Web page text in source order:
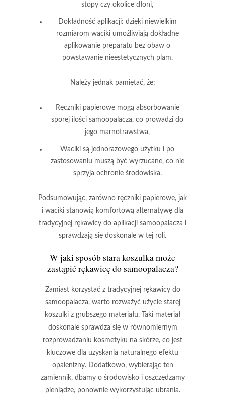
stopy czy okolice dłoni,
Dokładność aplikacji: dzięki niewielkim
rozmiarom waciki umożliwiają dokładne
aplikowanie preparatu bez obaw o
powstawanie nieestetycznych plam.
Należy jednak pamiętać, że:
Ręczniki papierowemogą absorbowanie
sporej ilości samoopalacza, co prowadzi do
jego marnotrawstwa,
Waciki są jednorazowego użytku i po
zastosowaniu muszą być wyrzucane, co nie
sprzyja ochronie środowiska.
Podsumowując, zarówno ręczniki papierowe, jak
i waciki stanowią komfortową alternatywę dla
tradycyjnej rękawicy do aplikacji samoopalacza i
sprawdzają się doskonale w tej roli.
W jaki sposób stara koszulka może
zastąpić rękawicę do samoopalacza?
Zamiast korzystać z tradycyjnej rękawicy do
samoopalacza, warto rozważyć użycie starej
koszulki z grubszego materiału. Taki materiał
doskonale sprawdza się w równomiernym
rozprowadzaniu kosmetyku na skórze, co jest
kluczowe dla uzyskania naturalnego efektu
opalenizny. Dodatkowo, wybierając ten
zamiennik, dbamy o środowisko i oszczędzamy
pieniądze, ponownie wykorzystując ubrania.